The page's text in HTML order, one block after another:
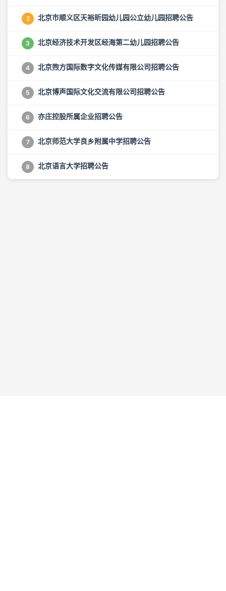
2 北京市顺义区天裕昕园幼儿园公立幼儿园招聘公告
3 北京经济技术开发区经海第二幼儿园招聘公告
4 北京煦方国际数字文化传媒有限公司招聘公告
5 北京博声国际文化交流有限公司招聘公告
6 亦庄控股所属企业招聘公告
7 北京师范大学良乡附属中学招聘公告
8 北京语言大学招聘公告